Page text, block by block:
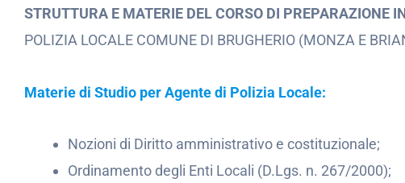
STRUTTURA E MATERIE DEL CORSO DI PREPARAZIONE
POLIZIA LOCALE COMUNE DI BRUGHERIO (MONZA E
Materie di Studio per Agente di Polizia Locale:
Nozioni di Diritto amministrativo e costituzionale;
Ordinamento degli Enti Locali (D.Lgs. n. 267/2000);